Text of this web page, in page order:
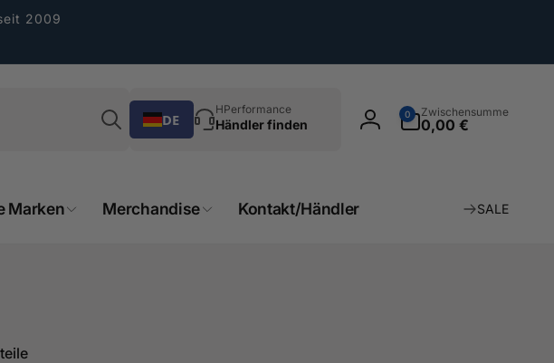
2009
Suchen
DE
HPerformance
Händler finden Einloggen
0
Artikel
Zwischensumme
0,00 €
Marken Merchandise Kontakt/Händler SALE